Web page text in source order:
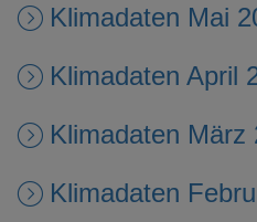
Klimadaten Mai
Klimadaten April
Klimadaten März
Klimadaten